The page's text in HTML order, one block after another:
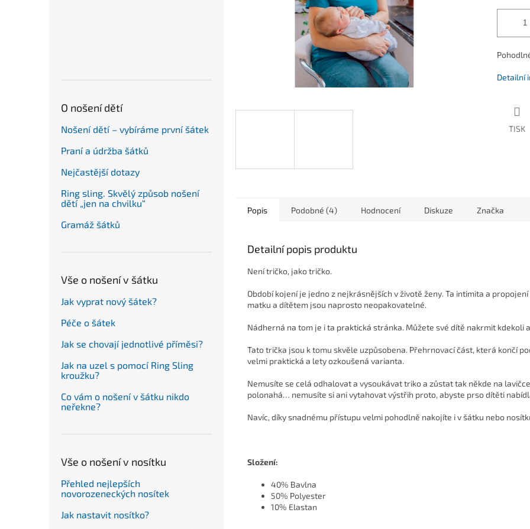
O nošení dětí
Nošení dětí – vybíráme první šátek
Praní a údržba šátků
Nejčastější dotazy
Ring sling. Skvělý způsob nošení
dětí „jen na chvilku“
Gramáž šátků
Vše o nošení v šátku
Jak vyprat nový šátek?
Péče o šátek
Jak se chovají jednotlivé příměsi?
Jak na uzel s pomocí Ring Sling
kroužku?
Co vám o nošení v šátku nikdo
neřekne?
Vše o nošení v nosítku
Přehled nejlepších
novorozeneckých nosítek
Jak nastavit nosítko?
Detailní
TISK
Popis Podobné (4) Hodnocení Diskuze Značka
Detailní popis produktu
Není tričko, jako tričko.
Období kojení je jedno z nejkrásnějších v životě ženy. Ta intimita a propojení
matku a dítětem jsou naprosto neopakovatelné.
Nádherná na tom je i ta praktická stránka. Můžete své dítě nakrmit kdekoli
Tato trička jsou k tomu skvěle uzpůsobena. Přehrnovací část, která končí
velmi praktická a lety ozkoušená varianta.
Nemusíte se celá odhalovat a vysoukávat triko a zůstat tak někde na
polonahá… nemusíte si ani vytahovat výstřih proto, abyste prso dítěti
Navíc, díky snadnému přístupu velmi pohodlně nakojíte i v šátku nebo
Složení:
40% Bavlna
50% Polyester
10% Elastan